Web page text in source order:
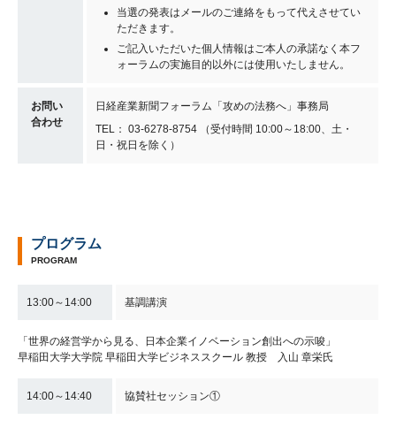
当選の発表はメールのご連絡をもって代えさせてい
ただきます。
ご記入いただいた個人情報はご本人の承諾なく本フ
ォーラムの実施目的以外には使用いたしません。
お問い
合わせ
日経産業新聞フォーラム「攻めの法務へ」事務局
TEL： 03-6278-8754 （受付時間 10:00～18:00、土・
日・祝日を除く）
プログラム
PROGRAM
13:00～14:00 基調講演
「世界の経営学から見る、日本企業イノベーション創出への示唆」
早稲田大学大学院 早稲田大学ビジネススクール 教授 入山 章栄氏
14:00～14:40 協賛社セッション①